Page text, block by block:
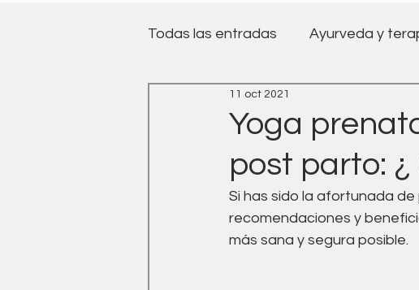
Todas las entradas Ayurveda y
psicología Terapia
Salud emocional
Medicina Tradicional China
Yoga
post parto:
11 oct 2021
Si has sido la afortunada
recomendaciones y
más sana y segura posible.